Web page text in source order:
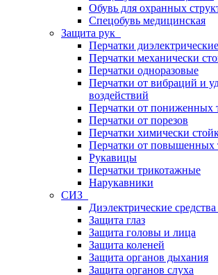
Обувь для охранных
Спецобувь медицинская
Защита рук
Перчатки диэлектрические
Перчатки механически
Перчатки одноразовые
Перчатки от вибраций и
воздействий
Перчатки от пониженных
Перчатки от порезов
Перчатки химически
Перчатки от повышенных
Рукавицы
Перчатки трикотажные
Нарукавники
СИЗ
Диэлектрические
Защита глаз
Защита головы и лица
Защита коленей
Защита органов дыхания
Защита органов слуха